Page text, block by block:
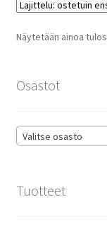
Näytetään ainoa tulos
Osastot
Valitse osasto
Tuotteet